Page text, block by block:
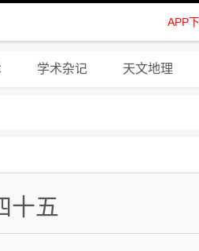
APP
学术杂记 天文地理
十五